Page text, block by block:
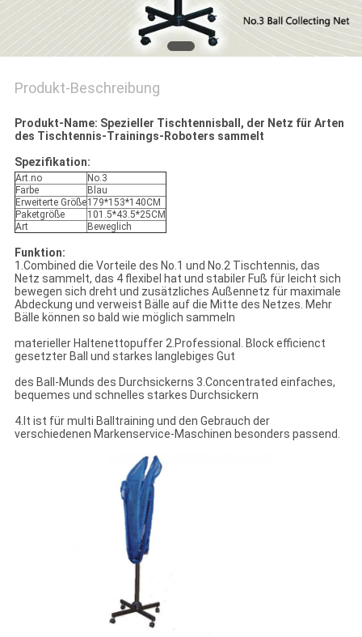
Produkt-Beschreibung
Produkt-Name: Spezieller Tischtennisball, der Netz für Arten
des Tischtennis-Trainings-Roboters sammelt
Spezifikation:
Art.no
No.3
Farbe
Blau
Erweiterte Größe179*153*140CM
Paketgröße
101.5*43.5*25CM
Art
Beweglich
Funktion:
1.Combined die Vorteile des No.1 und No.2 Tischtennis, das
Netz sammelt, das 4 flexibel hat und stabiler Fuß für leicht sich
bewegen sich dreht und zusätzliches Außennetz für maximale
Abdeckung und verweist Bälle auf die Mitte des Netzes. Mehr
Bälle können so bald wie möglich sammeln
materieller Haltenettopuffer 2.Professional. Block efficienct
gesetzter Ball und starkes langlebiges Gut
des Ball-Munds des Durchsickerns 3.Concentrated einfaches,
bequemes und schnelles starkes Durchsickern
4.It ist für multi Balltraining und den Gebrauch der
verschiedenen Markenservice-Maschinen besonders passend.